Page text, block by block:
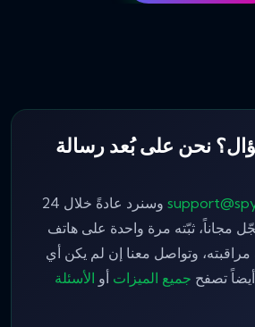
نحن على بُعد رسالة
وسنرد عادةً خلال 24
مجاناً، ثبّته مرة واحدة على هاتف
وتواصل معنا إن لم يكن أي
تصفح جميع الميزات أو الأسئلة